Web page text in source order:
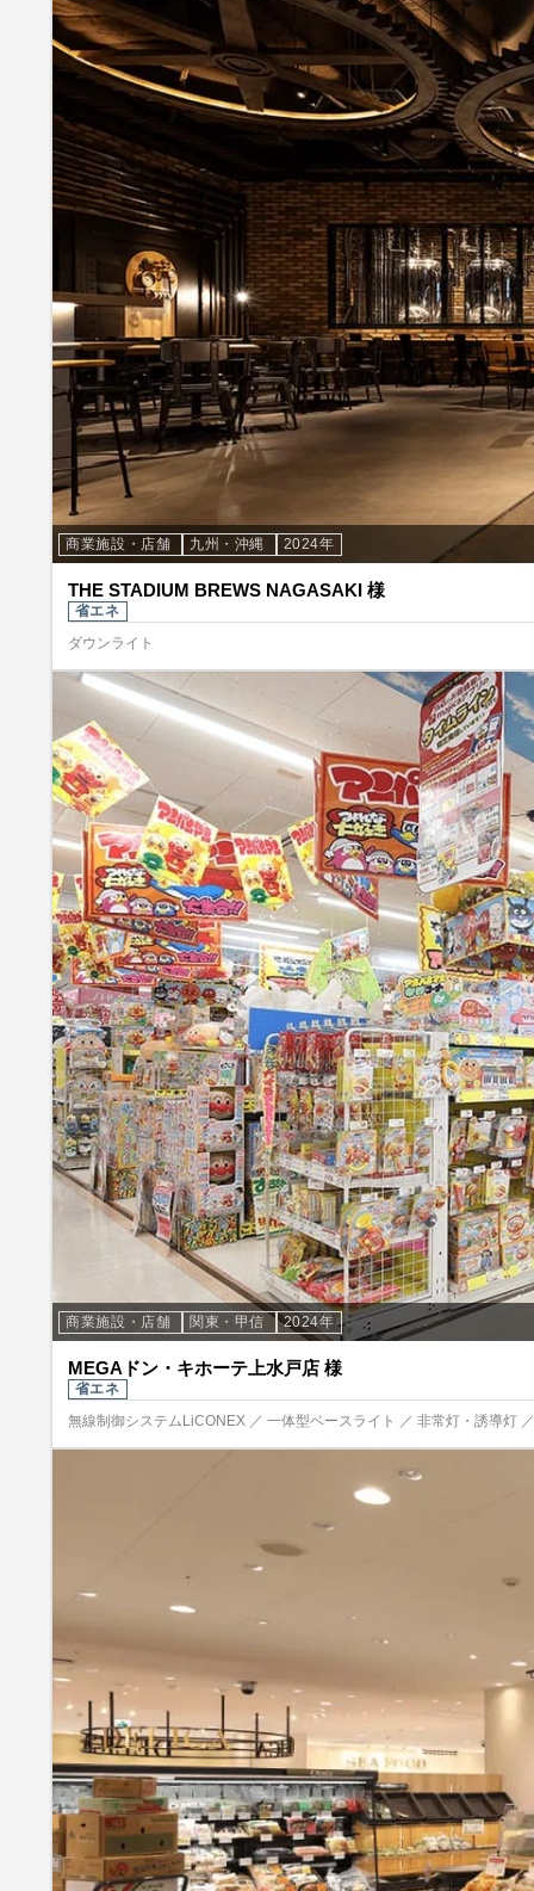
商業施設・店舗 九州・沖縄 2024年
THE STADIUM BREWS NAGASAKI 様
省エネ
ダウンライト
商業施設・店舗 関東・甲信 2024年
MEGAドン・キホーテ上水戸店 様
省エネ
無線制御システムLiCONEX ／ 一体型ベースライト ／ 非常灯・誘導灯